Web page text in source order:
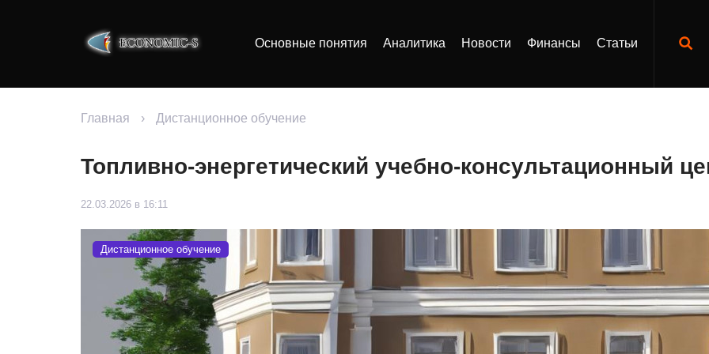
Основные понятия Аналитика Новости Финансы Статьи
Главная › Дистанционное обучение
Топливно-энергетический учебно-консультационный
22.03.2026 в 16:11
Дистанционное обучение